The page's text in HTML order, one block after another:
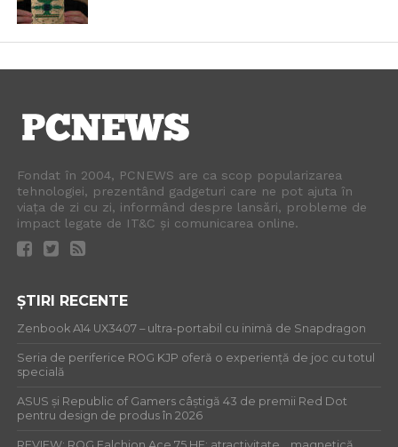
Fondat în 2004, PCNEWS are ca scop popularizarea
tehnologiei, prezentând gadgeturi care ne pot ajuta în
viața de zi cu zi, informând despre lansări, probleme de
impact legate de IT&C și comunicarea online.
ȘTIRI RECENTE
Zenbook A14 UX3407 – ultra-portabil cu inimă de Snapdragon
Seria de periferice ROG KJP oferă o experiență de joc cu totul
specială
ASUS și Republic of Gamers câștigă 43 de premii Red Dot
pentru design de produs în 2026